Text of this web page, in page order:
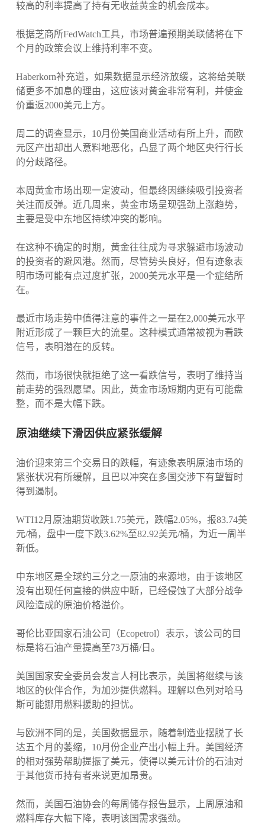
较高的利率提高了持有无收益黄金的机会成本。
根据芝商所FedWatch工具，市场普遍预期美联储将在下
个月的政策会议上维持利率不变。
Haberkorn补充道，如果数据显示经济放缓，这将给美联
储更多不加息的理由，这应该对黄金非常有利，并使金
价重返2000美元上方。
周二的调查显示，10月份美国商业活动有所上升，而欧
元区产出却出人意料地恶化，凸显了两个地区央行行长
的分歧路径。
本周黄金市场出现一定波动，但最终因继续吸引投资者
关注而反弹。近几周来，黄金市场呈现强劲上涨趋势，
主要是受中东地区持续冲突的影响。
在这种不确定的时期，黄金往往成为寻求躲避市场波动
的投资者的避风港。然而，尽管势头良好，但有迹象表
明市场可能有点过度扩张，2000美元水平是一个症结所
在。
最近市场走势中值得注意的事件之一是在2,000美元水平
附近形成了一颗巨大的流星。这种模式通常被视为看跌
信号，表明潜在的反转。
然而，市场很快就拒绝了这一看跌信号，表明了维持当
前走势的强烈愿望。因此，黄金市场短期内更有可能盘
整，而不是大幅下跌。
原油继续下滑因供应紧张缓解
油价迎来第三个交易日的跌幅，有迹象表明原油市场的
紧张状况有所缓解，且巴以冲突在多国交涉下有望暂时
得到遏制。
WTI12月原油期货收跌1.75美元，跌幅2.05%，报83.74美
元/桶，盘中一度下跌3.62%至82.92美元/桶，为近一周半
新低。
中东地区是全球约三分之一原油的来源地，由于该地区
没有出现任何直接的供应中断，已经侵蚀了大部分战争
风险造成的原油价格溢价。
哥伦比亚国家石油公司（Ecopetrol）表示，该公司的目
标是将石油产量提高至73万桶/日。
美国国家安全委员会发言人柯比表示，美国将继续与该
地区的伙伴合作，为加沙提供燃料。理解以色列对哈马
斯可能挪用燃料援助的担忧。
与欧洲不同的是，美国数据显示，随着制造业摆脱了长
达五个月的萎缩，10月份企业产出小幅上升。美国经济
的相对强势帮助提振了美元，使得以美元计价的石油对
于其他货币持有者来说更加昂贵。
然而，美国石油协会的每周储存报告显示，上周原油和
燃料库存大幅下降，表明该国需求强劲。